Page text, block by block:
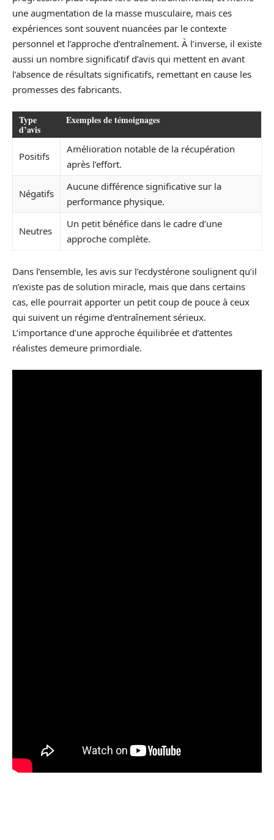
une augmentation de la masse musculaire, mais ces
expériences sont souvent nuancées par le contexte
personnel et l’approche d’entraînement. À l’inverse, il existe
aussi un nombre significatif d’avis qui mettent en avant
l’absence de résultats significatifs, remettant en cause les
promesses des fabricants.
Type
d’avis
Exemples de témoignages
Positifs
Amélioration notable de la récupération
après l’effort.
Négatifs
Aucune différence significative sur la
performance physique.
Neutres
Un petit bénéfice dans le cadre d’une
approche complète.
Dans l’ensemble, les avis sur l’ecdystérone soulignent qu’il
n’existe pas de solution miracle, mais que dans certains
cas, elle pourrait apporter un petit coup de pouce à ceux
qui suivent un régime d’entraînement sérieux.
L’importance d’une approche équilibrée et d’attentes
réalistes demeure primordiale.